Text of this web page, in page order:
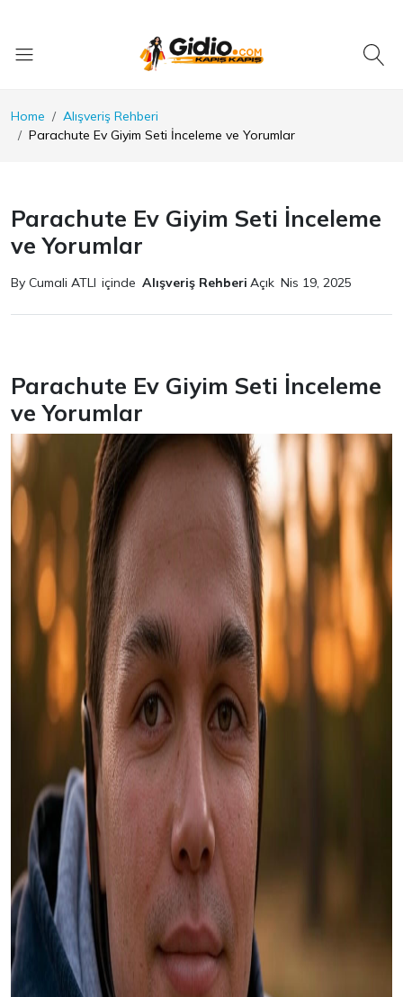
Home
Alışveriş Rehberi
Parachute Ev Giyim Seti İnceleme ve Yorumlar
Parachute Ev Giyim Seti İnceleme
ve Yorumlar
By Cumali ATLI içinde Alışveriş Rehberi Açık Nis 19, 2025
Parachute Ev Giyim Seti İnceleme
ve Yorumlar